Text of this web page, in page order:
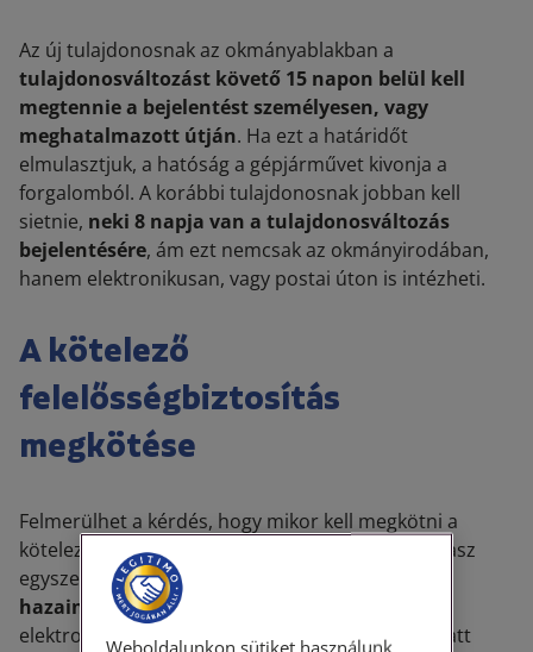
Az új tulajdonosnak az okmányablakban a
tulajdonosváltozást követő 15 napon belül kell
megtennie a bejelentést személyesen, vagy
meghatalmazott útján. Ha ezt a határidőt
elmulasztjuk, a hatóság a gépjárművet kivonja a
forgalomból. A korábbi tulajdonosnak jobban kell
sietnie, neki 8 napja van a tulajdonosváltozás
bejelentésére, ám ezt nemcsak az okmányirodában,
hanem elektronikusan, vagy postai úton is intézheti.
A kötelező
felelősségbiztosítás
megkötése
Felmerülhet a kérdés, hogy mikor kell megkötni a
kötelező biztosítást a megvásárolt autóra? A válasz
egyszerű, lehetőleg már azelőtt, mielőtt
hazaindulunka megvásárolt gépjárművel,
elektronikus formában könnyen, akár 10 perc alatt